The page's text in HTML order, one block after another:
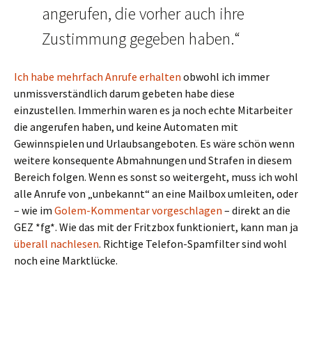
angerufen, die vorher auch ihre
Zustimmung gegeben haben.“
Ich habe mehrfach Anrufe erhalten obwohl ich immer
unmissverständlich darum gebeten habe diese
einzustellen. Immerhin waren es ja noch echte Mitarbeiter
die angerufen haben, und keine Automaten mit
Gewinnspielen und Urlaubsangeboten. Es wäre schön wenn
weitere konsequente Abmahnungen und Strafen in diesem
Bereich folgen. Wenn es sonst so weitergeht, muss ich wohl
alle Anrufe von „unbekannt“ an eine Mailbox umleiten, oder
– wie im Golem-Kommentar vorgeschlagen – direkt an die
GEZ *fg*. Wie das mit der Fritzbox funktioniert, kann man ja
überall nachlesen. Richtige Telefon-Spamfilter sind wohl
noch eine Marktlücke.